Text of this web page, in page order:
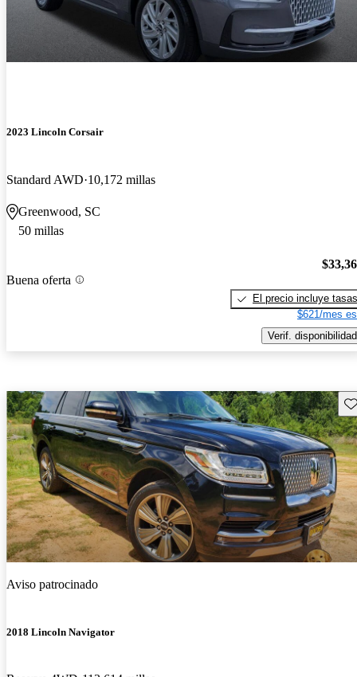
2023 Lincoln Corsair
Standard AWD 10,172 millas
Greenwood, SC
50 millas
Buena oferta
El precio incluye tasas
$621/mes
Verif. disponibilidad
Aviso patrocinado
2018 Lincoln Navigator